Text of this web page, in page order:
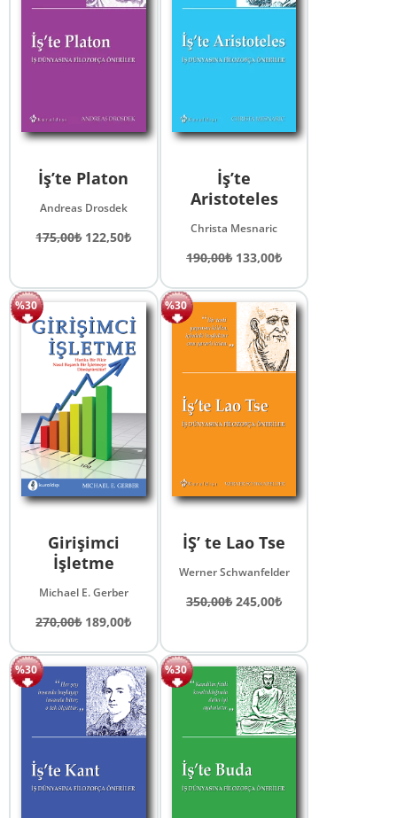
İş’te Platon
Andreas Drosdek
175,00₺ Orijinal
122,50₺Şu
fiyat:
122,50₺.
İş’te
Aristoteles
Christa Mesnaric
190,00₺ Orijinal
190,00₺.
133,00₺Şu
andaki
fiyat:
133,00₺.
Girişimci
İşletme
Michael E. Gerber
270,00₺ Orijinal
270,00₺.
189,00₺Şu
andaki
fiyat:
189,00₺.
%30
İŞ’ te Lao Tse
Werner Schwanfelder
350,00₺ Orijinal
245,00₺Şu
fiyat:
245,00₺.
%30
%30 %30